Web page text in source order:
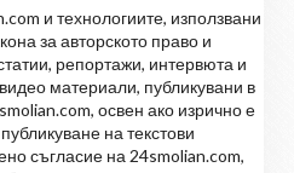
и технологиите, използвани
за авторското право и
репортажи, интервюта и
материали, публикувани в
освен ако изрично е
на текстови
съгласие на 24smolian.com,